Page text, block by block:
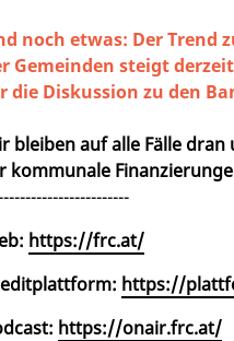
noch etwas: Der Trend
Gemeinden steigt
die Diskussion zu den
bleiben auf alle Fälle
kommunale
https://frc.at/
https://
https://onair.frc.at/